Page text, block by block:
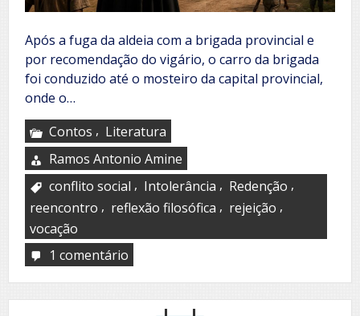
Após a fuga da aldeia com a brigada provincial e
por recomendação do vigário, o carro da brigada
foi conduzido até o mosteiro da capital provincial,
onde o…
Contos , Literatura
Ramos Antonio Amine
conflito social , Intolerância , Redenção ,
reencontro , reflexão filosófica , rejeição ,
vocação
1 comentário
sétimo
sinal